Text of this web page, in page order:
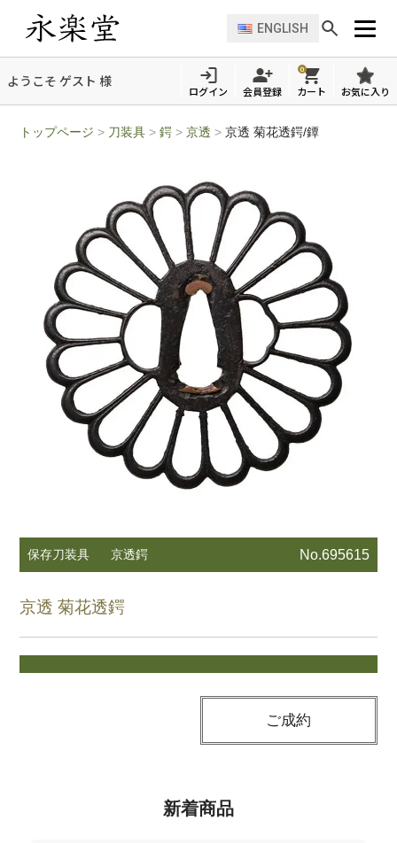
ENGLISH
ようこそ ゲスト 様
ログイン 会員登録
0
カート お気に入り
トップページ > 刀装具 >鍔 >京透 >京透 菊花透鍔/鐔
保存刀装具 京透鍔 No.695615
京透 菊花透鍔
ご成約
新着商品